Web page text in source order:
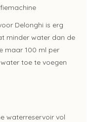
Delonghi is erg
minder water dan de
maar 100 ml per
toe te voegen
waterreservoir vol